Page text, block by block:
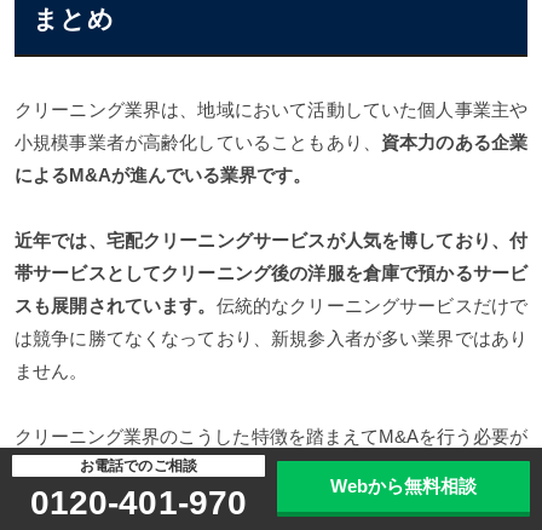
まとめ
クリーニング業界は、地域において活動していた個人事業主や
小規模事業者が高齢化していることもあり、 資本力のある企業
によるM&Aが進んでいる業界です。
近年では、宅配クリーニングサービスが人気を博しており、付
帯サービスとしてクリーニング後の洋服を倉庫で預かるサービ
スも展開されています。 伝統的なクリーニングサービスだけで
は競争に勝てなくなっており、新規参入者が多い業界ではあり
ません。
クリーニング業界のこうした特徴を踏まえてM&Aを行う必要が
あります。M&Aをスムーズに進めたい場合には、M&A仲介企
業を積極的に利用するようにしましょう。
M&Aに際して適切な
お電話でのご相談
0120-401-970 Webから無料相談